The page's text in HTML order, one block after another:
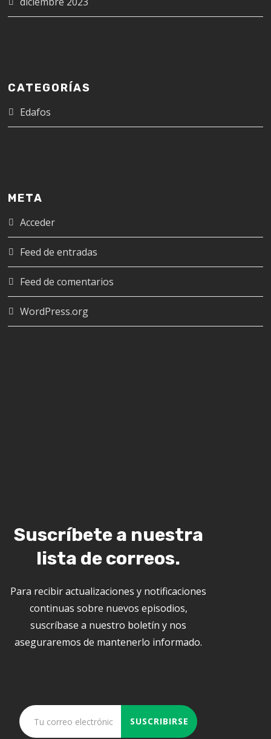
CATEGORÍAS
Edafos
META
Acceder
Feed de entradas
Feed de comentarios
WordPress.org
Suscríbete a nuestra
lista de correos.
Para recibir actualizaciones y notificaciones
continuas sobre nuevos episodios,
suscríbase a nuestro boletín y nos
aseguraremos de mantenerlo informado.